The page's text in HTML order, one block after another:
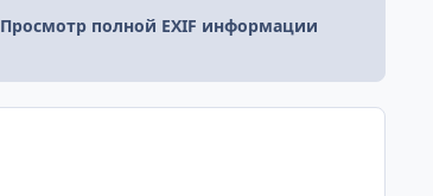
Просмотр полной EXIF информации